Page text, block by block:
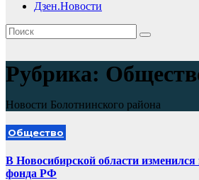
Дзен.Новости
Рубрика:
Новости Болотнинского района
Общество
В Новосибирской области
фонда РФ